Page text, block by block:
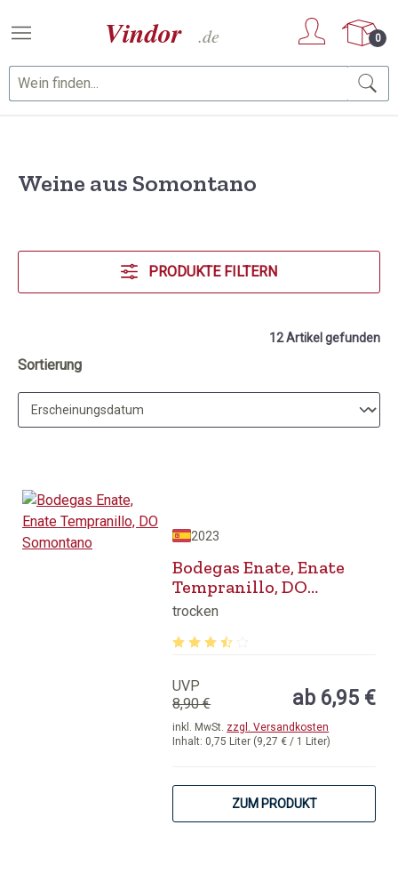
Zum Hauptinhalt springen
0
Weine aus Somontano
PRODUKTE FILTERN
12 Artikel gefunden
Sortierung
2023
Bodegas Enate, Enate
Tempranillo, DO
Somontano
trocken
Inhalt: 0,75 Liter (9,27 € / 1 Liter)
inkl. MwSt. zzgl. Versandkosten
UVP
8,90 €
ab 6,95 €
ZUM PRODUKT